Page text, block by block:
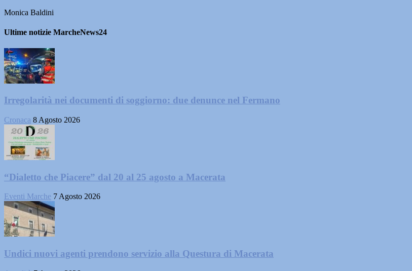
Monica Baldini
Ultime notizie MarcheNews24
Irregolarità nei documenti di soggiorno: due denunce nel Fermano
Cronaca 8 Agosto 2026
“Dialetto che Piacere” dal 20 al 25 agosto a Macerata
Eventi Marche 7 Agosto 2026
Undici nuovi agenti prendono servizio alla Questura di Macerata